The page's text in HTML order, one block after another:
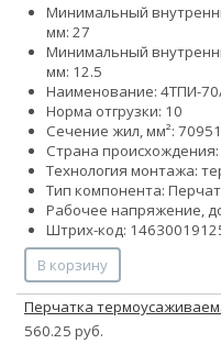
Минимальный
мм: 27
Минимальный
мм: 12.5
Наименование: 4ТПИ-
Норма отгрузки: 10
Сечение жил, мм²: 7095
Страна происхождения:
Технология монтажа:
Тип компонента:
Рабочее напряжение,
Штрих-код:
В корзину
Перчатка
560.25 руб.